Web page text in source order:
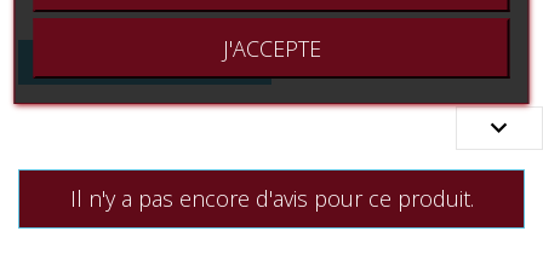
Noter le produit

Il n'y a pas encore d'avis pour ce produit.
J'ACCEPTE